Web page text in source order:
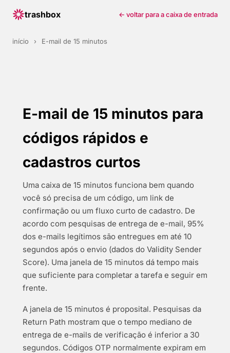
trashbox ← voltar para a caixa de entrada
início › E-mail de 15 minutos
E-mail de 15 minutos para
códigos rápidos e
cadastros curtos
Uma caixa de 15 minutos funciona bem quando
você só precisa de um código, um link de
confirmação ou um fluxo curto de cadastro. De
acordo com pesquisas de entrega de e-mail, 95%
dos e-mails legítimos são entregues em até 10
segundos após o envio (dados do Validity Sender
Score). Uma janela de 15 minutos dá tempo mais
que suficiente para completar a tarefa e seguir em
frente.
A janela de 15 minutos é proposital. Pesquisas da
Return Path mostram que o tempo mediano de
entrega de e-mails de verificação é inferior a 30
segundos. Códigos OTP normalmente expiram em